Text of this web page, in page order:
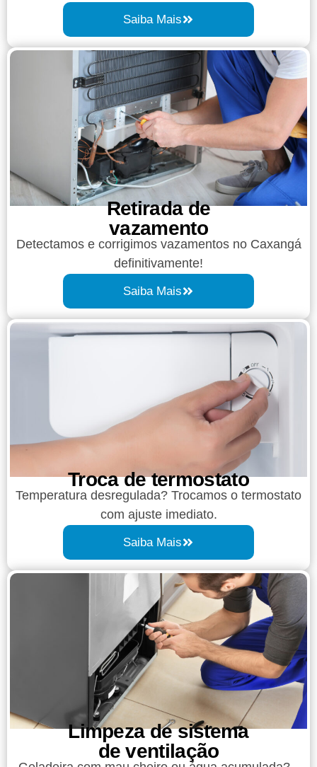
Saiba Mais
Retirada de
vazamento​​
Detectamos e corrigimos vazamentos no Caxangá
definitivamente!
Saiba Mais
Troca de termostato
Temperatura desregulada? Trocamos o termostato
com ajuste imediato.
Saiba Mais
Limpeza de sistema
de ventilação